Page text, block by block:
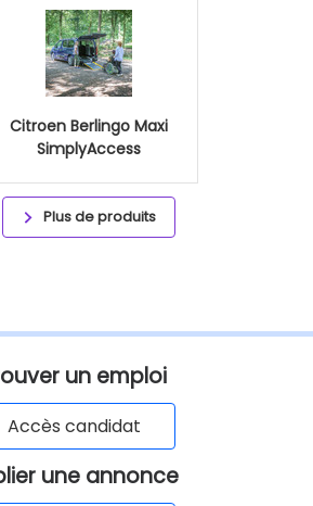
Citroen Berlingo Maxi
SimplyAccess
Plus de produits
un emploi
Accès candidat
une annonce